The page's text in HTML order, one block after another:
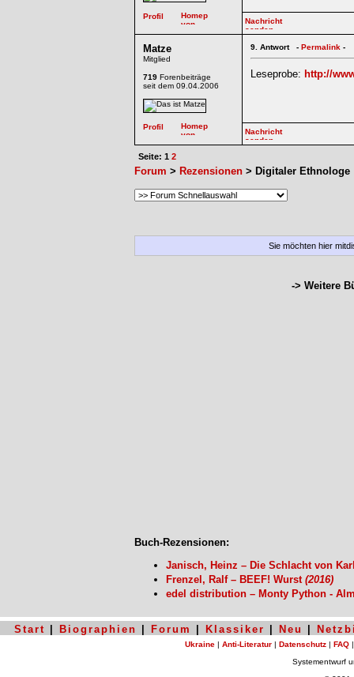
Matze
Mitglied
719 Forenbeiträge
seit dem 09.04.2006
9. Antwort - Permalink -
Leseprobe: http://
Seite: 1 2
Forum > Rezensionen > Digitaler Ethnologe
Sie möchten hier
-> Weitere
Buch-Rezensionen:
Janisch, Heinz – Die Schlacht von
Frenzel, Ralf – BEEF! Wurst (2016)
edel distribution – Monty Python -
Start Biographien Forum Klassiker Neu
Ukraine | Anti-Literatur | Datenschutz | FAQ
Systementwurf